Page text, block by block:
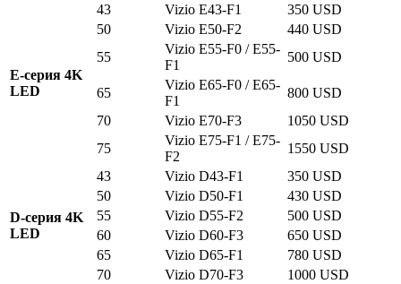
E-серия 4K
LED
43 Vizio E43-F1
350 USD
50
Vizio E50-F2
440 USD
55
Vizio E55-F0 / E55-
F1
500 USD
65
Vizio E65-F0 / E65-
F1
800 USD
70
Vizio E70-F3
1050 USD
75
Vizio E75-F1 / E75-
F2
1550 USD
D-серия 4K
LED
43 Vizio D43-F1
350 USD
50
Vizio D50-F1
430 USD
55
Vizio D55-F2
500 USD
60
Vizio D60-F3
650 USD
65
Vizio D65-F1
780 USD
70
Vizio D70-F3
1000 USD